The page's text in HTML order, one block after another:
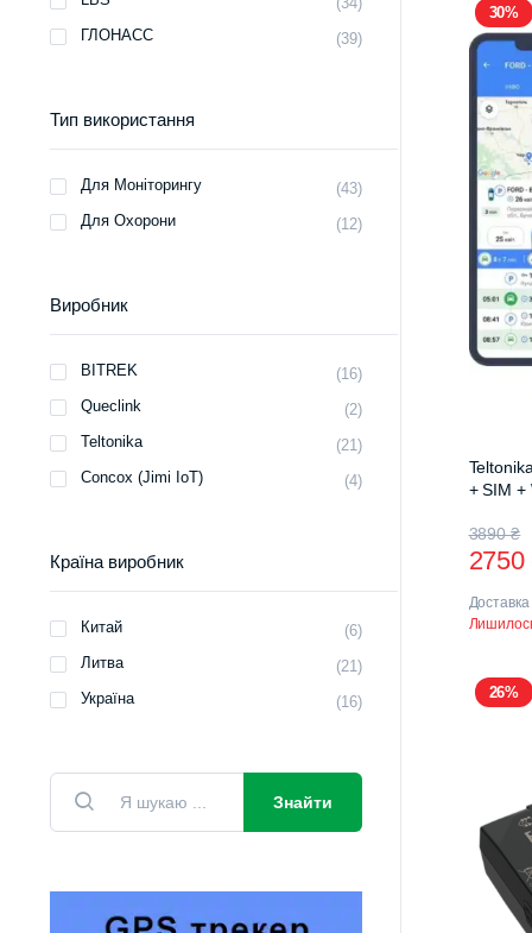
30%
+ SIM +
3890₴
ціна:
3890
2750
ціна:
2750
26%
ГЛОНАСС
(39)
Тип використання
Для Моніторингу
(43)
Для Охорони
(12)
Виробник
BITREK
(16)
Queclink
(2)
Teltonika
(21)
Concox (Jimi IoT)
(4)
Країна виробник
Китай
(6)
Литва
(21)
Україна
(16)
Пошук
товарів
Знайти